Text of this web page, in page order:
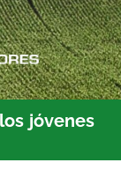
jóvenes